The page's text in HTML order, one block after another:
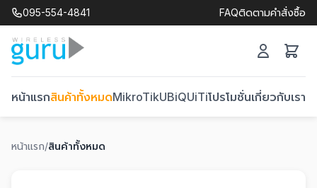
095-554-4841 FAQติดตามคำสั่งซื้อ
หน้าแรกสินค้าทั้งหมดMikroTikUBiQUiTiโปรโมชั่นเกี่ยวกับเรา
หน้าแรก/สินค้าทั้งหมด